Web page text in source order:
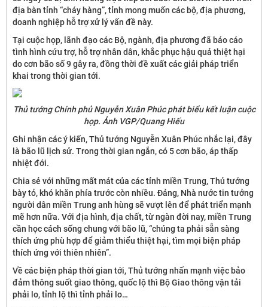
địa bàn tỉnh “cháy hàng”, tỉnh mong muốn các bộ, địa phương,
doanh nghiệp hỗ trợ xử lý vấn đề này.
Tại cuộc họp, lãnh đạo các Bộ, ngành, địa phương đã báo cáo
tình hình cứu trợ, hỗ trợ nhân dân, khắc phục hậu quả thiệt hại
do cơn bão số 9 gây ra, đồng thời đề xuất các giải pháp triển
khai trong thời gian tới.
Thủ tướng Chính phủ Nguyễn Xuân Phúc phát biểu kết luận cuộc
họp. Ảnh VGP/Quang Hiếu
Ghi nhận các ý kiến, Thủ tướng Nguyễn Xuân Phúc nhắc lại, đây
là bão lũ lịch sử. Trong thời gian ngắn, có 5 cơn bão, áp thấp
nhiệt đới.
Chia sẻ với những mất mát của các tỉnh miền Trung, Thủ tướng
bày tỏ, khó khăn phía trước còn nhiều. Đảng, Nhà nước tin tưởng
người dân miền Trung anh hùng sẽ vượt lên để phát triển mạnh
mẽ hơn nữa. Với địa hình, địa chất, từ ngàn đời nay, miền Trung
cần học cách sống chung với bão lũ, “chúng ta phải sẵn sàng
thích ứng phù hợp để giảm thiểu thiệt hại, tìm mọi biện pháp
thích ứng với thiên nhiên”.
Về các biện pháp thời gian tới, Thủ tướng nhấn mạnh việc bảo
đảm thông suốt giao thông, quốc lộ thì Bộ Giao thông vận tải
phải lo, tỉnh lộ thì tỉnh phải lo…